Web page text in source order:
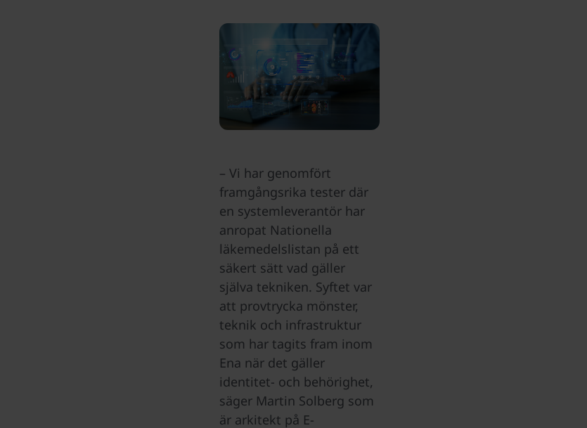
– Vi har genomfört
framgångsrika tester där
en systemleverantör har
anropat Nationella
läkemedelslistan på ett
säkert sätt vad gäller
själva tekniken. Syftet var
att provtrycka mönster,
teknik och infrastruktur
som har tagits fram inom
Ena när det gäller
identitet- och behörighet,
säger Martin Solberg som
är arkitekt på E-